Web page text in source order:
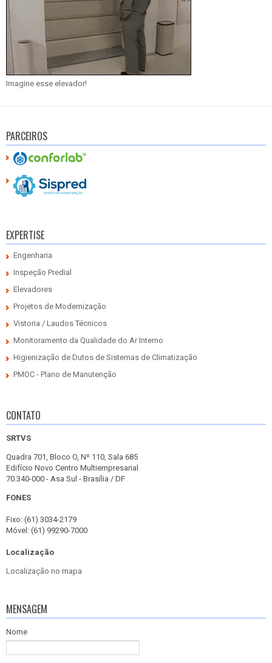
Imagine esse elevador!
PARCEIROS
EXPERTISE
Engenharia
Inspeção Predial
Elevadores
Projetos de Modernização
Vistoria / Laudos Técnicos
Monitoramento da Qualidade do Ar Interno
Higienização de Dutos de Sistemas de Climatização
PMOC - Plano de Manutenção
CONTATO
SRTVS
Quadra 701, Bloco O, Nº 110, Sala 685
Edifício Novo Centro Multiempresarial
70.340-000 - Asa Sul - Brasília / DF
FONES
Fixo: (61) 3034-2179
Móvel: (61) 99290-7000
Localização
Localização no mapa
MENSAGEM
Nome